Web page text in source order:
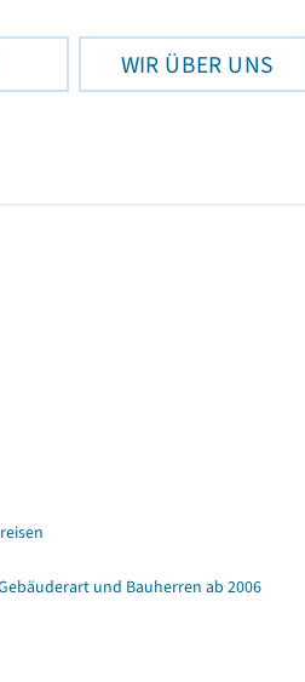
WIR ÜBER UNS
und Bauherren ab 2006